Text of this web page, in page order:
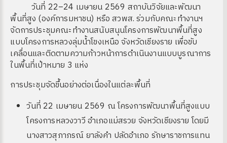
วันที่ 22–24 เมษายน 2569 สถาบันวิจัยและพัฒนา
พื้นที่สูง (องค์การมหาชน) หรือ สวพส. ร่วมกับคณะทำงานฯ
จัดการประชุมคณะทำงานสนับสนุนโครงการพัฒนาพื้นที่สูง
แบบโครงการหลวงลุ่มน้ำโขงเหนือ จังหวัดเชียงราย เพื่อขับ
เคลื่อนและติดตามความก้าวหน้าการดำเนินงานแบบบูรณาการ
ในพื้นที่เป้าหมาย 3 แห่ง
การประชุมจัดขึ้นอย่างต่อเนื่องในแต่ละพื้นที่
วันที่ 22 เมษายน 2569 ณ โครงการพัฒนาพื้นที่สูงแบบ
โครงการหลวงวาวี อำเภอแม่สรวย จังหวัดเชียงราย โดยมี
นางสาวสุภาภรณ์ ยาลังคำ ปลัดอำเภอ รักษาราชการแทน